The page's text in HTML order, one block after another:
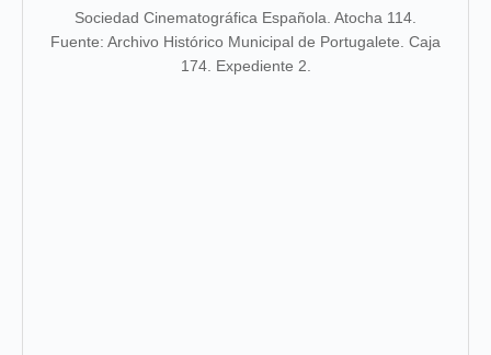
Sociedad Cinematográfica Española. Atocha 114.
Fuente: Archivo Histórico Municipal de Portugalete. Caja
174. Expediente 2.